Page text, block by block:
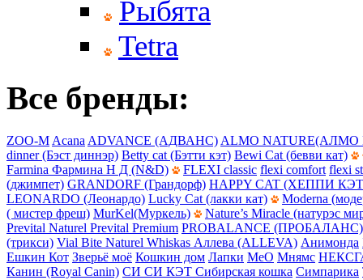
Рыбята
Tetra
Все бренды:
ZOO-M Acana ADVANCE (АДВАНС) ALMO
dinner (Бэст диннэр) Betty cat (Бэтти кэт) Bewi Cat (бевви кат)
Farmina Фармина Н Д (N&D)
FLEXI classic flexi comfort flexi
(джимпет) GRANDORF (Грандорф) HAPPY CAT (ХЕППИ
LEONARDO (Леонардо) Lucky Cat (лакки кат)
Moderna
( мистер фреш) MurKel(Муркель)
Nature’s Miracle (натурэс
Prevital Naturel Prevital Premium PROBALANCE (ПРОБАЛАНС)
(трикси) Vial Bite Naturel Whiskas Аллева (ALLEVA) Анимонда
Ешкин Кот Зверьё моё Кошкин дом Лапки МеО Мнямс
Канин (Royal Canin) СИ СИ КЭТ Сибирская кошка Симпарика